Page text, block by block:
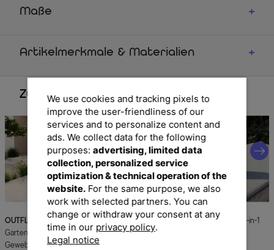
Maße
Artikelmerkmale & Materialien
Zubehör
OUTFLEXX
Gartenlounges, schwarz, Ripstop-
Gewebe/Polyester, 154 x 87 x 68 cm,
ELEMENTAMulti Surface KITS 3-in-1
Box Pflegemittel,
We use cookies and tracking pixels to
improve the user-friendliness of our
services and to personalize content and
ads. We collect data for the following
purposes: advertising, limited data
collection, personalized service
optimization & technical operation of the
website.For the same purpose, we also
work with selected partners. You can
change or withdraw your consent at any
time in our privacy policy.
Legal notice